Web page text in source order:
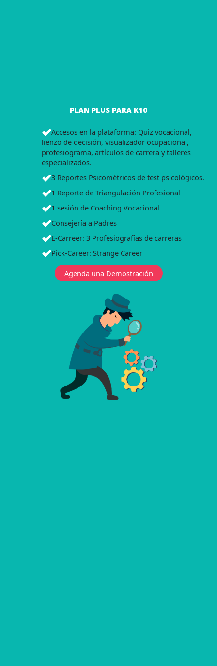
PLAN PLUS PARA K10
Accesos en la plataforma: Quiz vocacional,
lienzo de decisión, visualizador ocupacional,
profesiograma, artículos de carrera y talleres
especializados.
3 Reportes Psicométricos de test psicológicos.
1 Reporte de Triangulación Profesional
1 sesión de Coaching Vocacional
Consejería a Padres
E-Carreer: 3 Profesiografías de carreras
Pick-Career: Strange Career
Agenda una Demostración